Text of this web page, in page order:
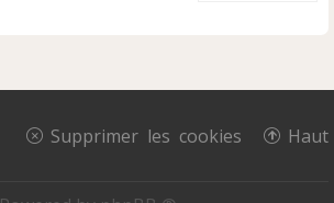
Haut
Supprimer les cookies